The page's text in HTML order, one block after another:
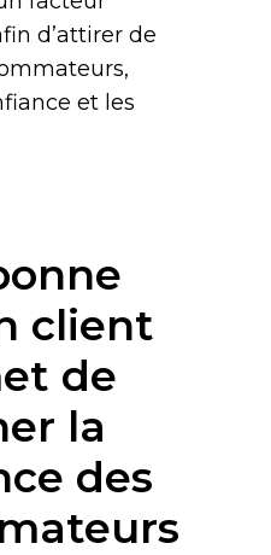
d’attirer de
et les
client
de
la
des